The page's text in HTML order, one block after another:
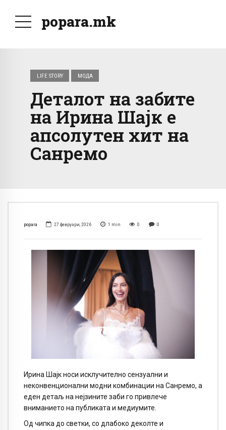
popara.mk
LIFE STORY МОДА
Деталот на забите
на Ирина Шајк е
апсолутен хит на
Санремо
popara 27 февруари, 2026 1 min 0 0
Ирина Шајк носи исклучително сензуални и
неконвенционални модни комбинации на Санремо, а
еден детаљ на нејзините заби го привлече
вниманието на публиката и медиумите.
Од чипка до светки, со длабоко деколте и